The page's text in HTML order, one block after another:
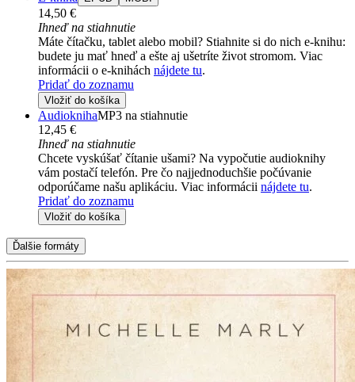
14,50 €
Ihneď na stiahnutie
Máte čítačku, tablet alebo mobil? Stiahnite si do nich e-knihu:
budete ju mať hneď a ešte aj ušetríte život stromom. Viac
informácii o e-knihách nájdete tu.
Pridať do zoznamu
Vložiť do košíka
AudioknihaMP3 na stiahnutie
12,45 €
Ihneď na stiahnutie
Chcete vyskúšať čítanie ušami? Na vypočutie audioknihy
vám postačí telefón. Pre čo najjednoduchšie počúvanie
odporúčame našu aplikáciu. Viac informácii nájdete tu.
Pridať do zoznamu
Vložiť do košíka
Ďalšie formáty